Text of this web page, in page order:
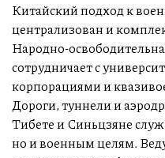
Китайский подход к
централизован и
Народно-
сотрудничает с
корпорациями и
Дороги, туннели и
Тибете и Синьцзяне
но и военным целям.